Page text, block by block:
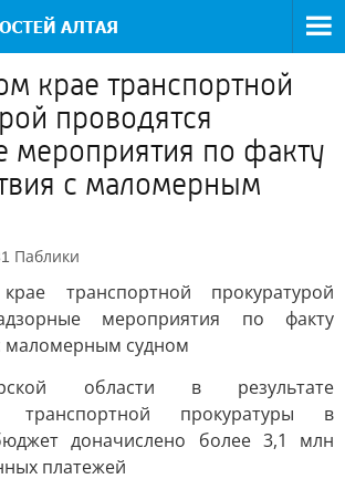
крае транспортной
проводятся
мероприятия по факту
с маломерным
Паблики
транспортной прокуратурой
мероприятия по факту
маломерным судном
области в результате
транспортной прокуратуры в
доначислено более 3,1 млн
платежей